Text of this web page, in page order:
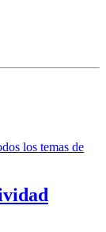
los temas de